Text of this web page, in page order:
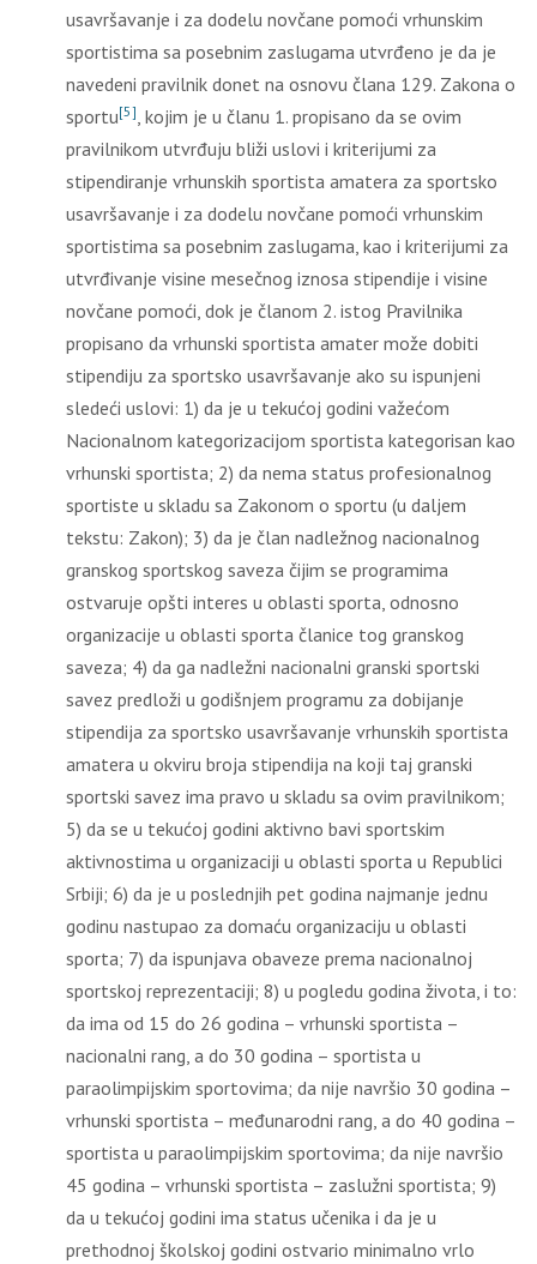
usavršavanje i za dodelu novčane pomoći vrhunskim
sportistima sa posebnim zaslugama utvrđeno je da je
navedeni pravilnik donet na osnovu člana 129. Zakona o
sportu[5], kojim je u članu 1. propisano da se ovim
pravilnikom utvrđuju bliži uslovi i kriterijumi za
stipendiranje vrhunskih sportista amatera za sportsko
usavršavanje i za dodelu novčane pomoći vrhunskim
sportistima sa posebnim zaslugama, kao i kriterijumi za
utvrđivanje visine mesečnog iznosa stipendije i visine
novčane pomoći, dok je članom 2. istog Pravilnika
propisano da vrhunski sportista amater može dobiti
stipendiju za sportsko usavršavanje ako su ispunjeni
sledeći uslovi: 1) da je u tekućoj godini važećom
Nacionalnom kategorizacijom sportista kategorisan kao
vrhunski sportista; 2) da nema status profesionalnog
sportiste u skladu sa Zakonom o sportu (u daljem
tekstu: Zakon); 3) da je član nadležnog nacionalnog
granskog sportskog saveza čijim se programima
ostvaruje opšti interes u oblasti sporta, odnosno
organizacije u oblasti sporta članice tog granskog
saveza; 4) da ga nadležni nacionalni granski sportski
savez predloži u godišnjem programu za dobijanje
stipendija za sportsko usavršavanje vrhunskih sportista
amatera u okviru broja stipendija na koji taj granski
sportski savez ima pravo u skladu sa ovim pravilnikom;
5) da se u tekućoj godini aktivno bavi sportskim
aktivnostima u organizaciji u oblasti sporta u Republici
Srbiji; 6) da je u poslednjih pet godina najmanje jednu
godinu nastupao za domaću organizaciju u oblasti
sporta; 7) da ispunjava obaveze prema nacionalnoj
sportskoj reprezentaciji; 8) u pogledu godina života, i to:
da ima od 15 do 26 godina – vrhunski sportista –
nacionalni rang, a do 30 godina – sportista u
paraolimpijskim sportovima; da nije navršio 30 godina –
vrhunski sportista – međunarodni rang, a do 40 godina –
sportista u paraolimpijskim sportovima; da nije navršio
45 godina – vrhunski sportista – zaslužni sportista; 9)
da u tekućoj godini ima status učenika i da je u
prethodnoj školskoj godini ostvario minimalno vrlo